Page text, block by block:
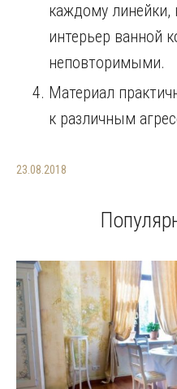
каждому
интерьер ванной
неповторимыми.
Материал
к различным
23.08.2018